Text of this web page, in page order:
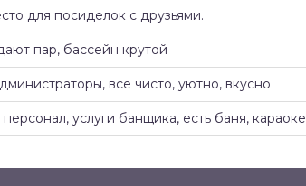
для посиделок с друзьями.
пар, бассейн крутой
все чисто, уютно, вкусно
услуги банщика, есть баня, караоке